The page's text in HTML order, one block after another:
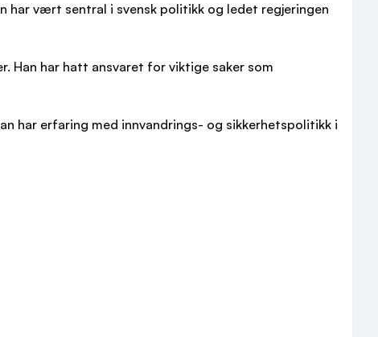
har vært sentral i svensk politikk og ledet regjeringen
Han har hatt ansvaret for viktige saker som
har erfaring med innvandrings- og sikkerhetspolitikk i